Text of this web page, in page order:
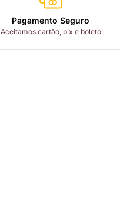
Pagamento Seguro
Aceitamos cartão, pix e boleto